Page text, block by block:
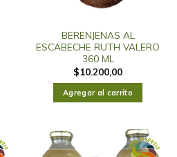
BERENJENAS AL
ESCABECHE RUTH VALERO
360 ML
$10.200,00
Agregar al carrito